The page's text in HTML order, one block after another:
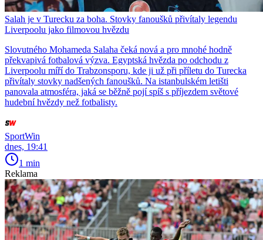
Salah je v Turecku za boha. Stovky fanoušků přivítaly legendu
Liverpoolu jako filmovou hvězdu
Slovutného Mohameda Salaha čeká nová a pro mnohé hodně
překvapivá fotbalová výzva. Egyptská hvězda po odchodu z
Liverpoolu míří do Trabzonsporu, kde ji už při příletu do Turecka
přivítaly stovky nadšených fanoušků. Na istanbulském letišti
panovala atmosféra, jaká se běžně pojí spíš s příjezdem světové
hudební hvězdy než fotbalisty.
SportWin
dnes, 19:41
1 min
Reklama